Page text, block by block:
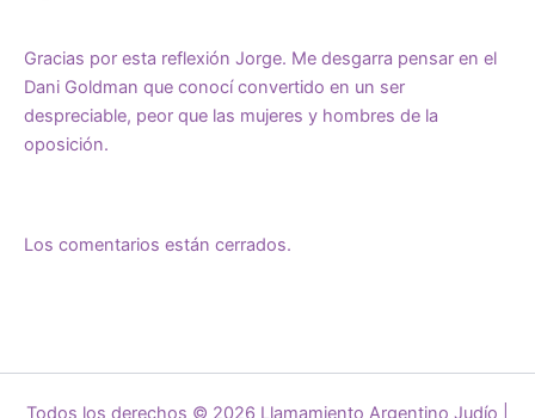
Gracias por esta reflexión Jorge. Me desgarra pensar en el
Dani Goldman que conocí convertido en un ser
despreciable, peor que las mujeres y hombres de la
oposición.
Los comentarios están cerrados.
Todos los derechos © 2026 Llamamiento Argentino Judío |